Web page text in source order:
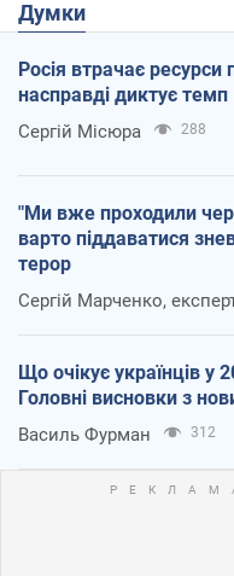
Думки
Росія втрачає
насправді диктує темп
Сергій Місюра 288
"Ми вже проходили
варто піддаватися
терор
Сергій Марченко,
Що очікує українців у
Головні висновки з
Василь Фурман 312